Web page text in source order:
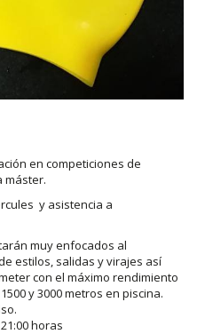
en competiciones de
máster.
y asistencia a
muy enfocados al
estilos, salidas y virajes así
con el máximo rendimiento
y 3000 metros en piscina.
horas